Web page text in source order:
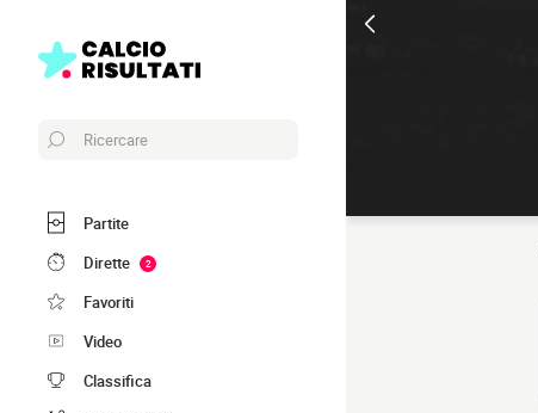
Ricercare
Partite
Dirette
2
Favoriti
Video
Classifica